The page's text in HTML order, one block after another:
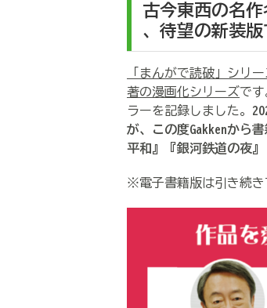
古今東西の名
、待望の新装
「まんがで読破」シリ
著の漫画化シリーズで
ラーを記録しました。
が、この度Gakkenから
平和』『銀河鉄道の夜
※電子書籍版は引き続き